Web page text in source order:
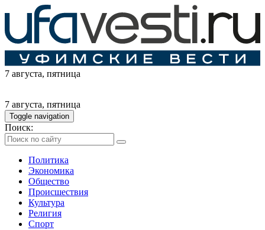
7 августа, пятница
7 августа, пятница
Toggle navigation
Поиск:
Политика
Экономика
Общество
Происшествия
Культура
Религия
Спорт